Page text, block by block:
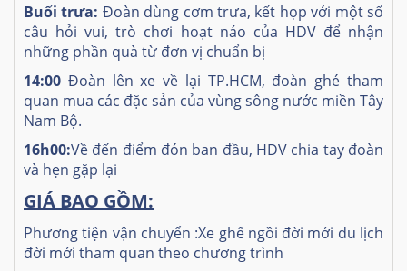
Buổi trưa: Đoàn dùng cơm trưa, kết họp với một số
câu hỏi vui, trò chơi hoạt náo của HDV để nhận
những phần quà từ đơn vị chuẩn bị
14:00 Đoàn lên xe về lại TP.HCM, đoàn ghé tham
quan mua các đặc sản của vùng sông nước miền Tây
Nam Bộ.
16h00:Về đến điểm đón ban đầu, HDV chia tay đoàn
và hẹn gặp lại
GIÁ BAO GỒM:
Phương tiện vận chuyển :Xe ghế ngồi đời mới du lịch
đời mới tham quan theo chương trình